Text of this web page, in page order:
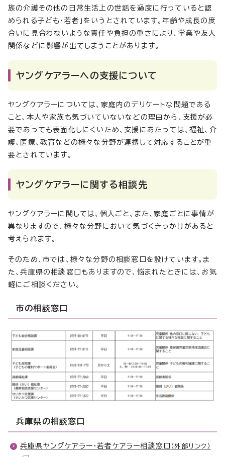
族の介護その他の日常生活上の世話を過度に行っていると認
められる子ども・若者」をいうとされています。年齢や成長の度
合いに見合わないような責任や負担の重さにより、学業や友人
関係などに影響が出てしまうことがあります。
ヤングケアラーへの支援について
ヤングケアラーについては、家庭内のデリケートな問題である
こと、本人や家族も気づいていないなどの理由から、支援が必
要であっても表面化しにくいため、支援にあたっては、福祉、介
護、医療、教育などの様々な分野が連携して対応することが重
要とされています。
ヤングケアラーに関する相談先
ヤングケアラーに関しては、個人ごと、また、家庭ごとに事情が
異なりますので、様々な分野において気づくきっかけがあると
考えられます。
そのため、市では、様々な分野の相談窓口を設けています。ま
た、兵庫県の相談窓口もありますので、悩まれたときには、お気
軽にご相談ください。
市の相談窓口
兵庫県の相談窓口
兵庫県ヤングケアラー・若者ケアラー相談窓口 （外部リンク）